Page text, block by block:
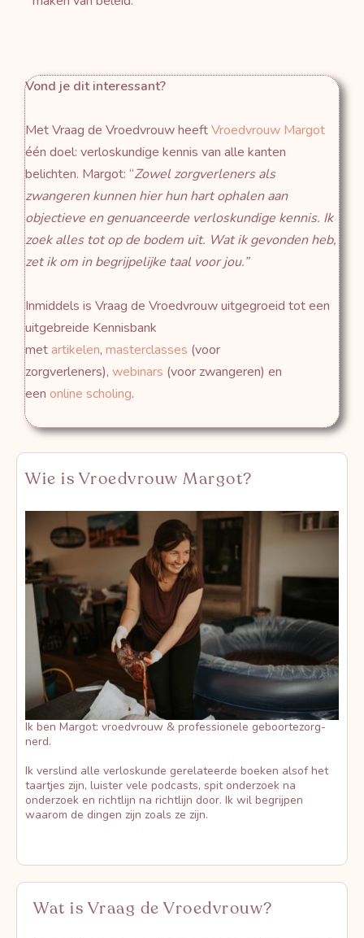
Vond je dit interessant?
Met Vraag de Vroedvrouw heeftVroedvrouw Margot
één doel: verloskundige kennis van alle kanten
belichten. Margot: “Zowel zorgverleners als
zwangeren kunnen hier hun hart ophalen aan
objectieve en genuanceerde verloskundige kennis. Ik
zoek alles tot op de bodem uit. Wat ik gevonden heb,
zet ik om in begrijpelijke taal voor jou.”
Inmiddels is Vraag de Vroedvrouw uitgegroeid tot een
uitgebreide Kennisbank
metartikelen, masterclasses (voor
zorgverleners), webinars (voor zwangeren) en
een online scholing.
Wie is Vroedvrouw Margot?
Ik ben Margot: vroedvrouw & professionele geboortezorg-
nerd.
Ik verslind alle verloskunde gerelateerde boeken alsof het
taartjes zijn, luister vele podcasts, spit onderzoek na
onderzoek en richtlijn na richtlijn door. Ik wil begrijpen
waarom de dingen zijn zoals ze zijn.
Wat is Vraag de Vroedvrouw?